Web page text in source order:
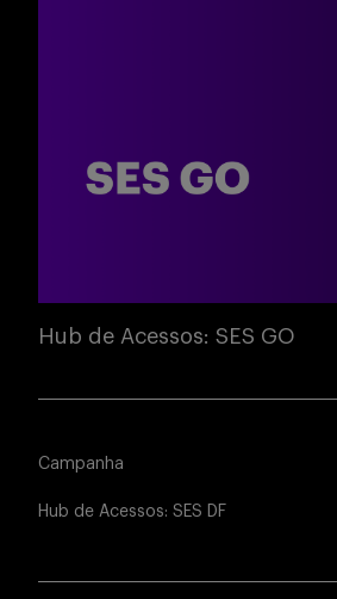
Hub de Acessos: SES GO
Campanha
Hub de Acessos: SES DF